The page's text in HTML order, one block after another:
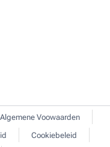
Algemene Voowaarden
Cookiebeleid